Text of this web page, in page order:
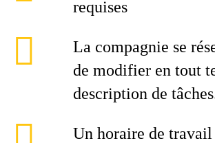
requises
La compagnie se
de modifier en tout
description de
Un horaire de